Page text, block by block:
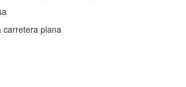
carretera plana